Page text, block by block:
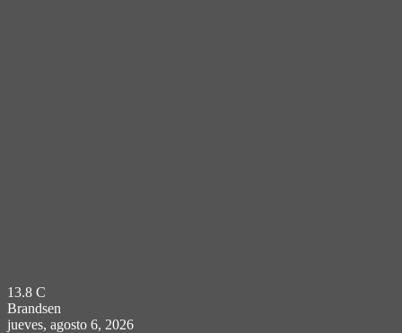
13.8 C
Brandsen
jueves, agosto 6, 2026